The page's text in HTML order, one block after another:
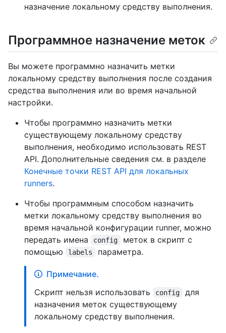
назначение локальному средству выполнения.
Программное назначение меток
Вы можете программно назначить метки
локальному средству выполнения после создания
средства выполнения или во время начальной
настройки.
Чтобы программно назначить метки
существующему локальному средству
выполнения, необходимо использовать REST
API. Дополнительные сведения см. в разделе
Конечные точки REST API для локальных
runners.
Чтобы программным способом назначить
метки локальному средству выполнения во
время начальной конфигурации runner, можно
передать имена
config
меток в скрипт с
помощью
labels параметра.
Примечание.
Скрипт нельзя использовать
config
для
назначения меток существующему
локальному средству выполнения.